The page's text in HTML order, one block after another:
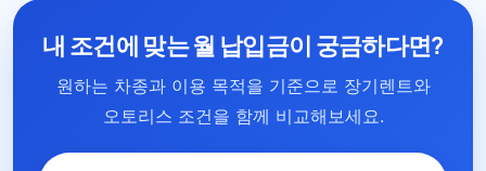
내 조건에 맞는 월 납입금이 궁금하다면?
원하는 차종과 이용 목적을 기준으로 장기렌트와
오토리스 조건을 함께 비교해보세요.